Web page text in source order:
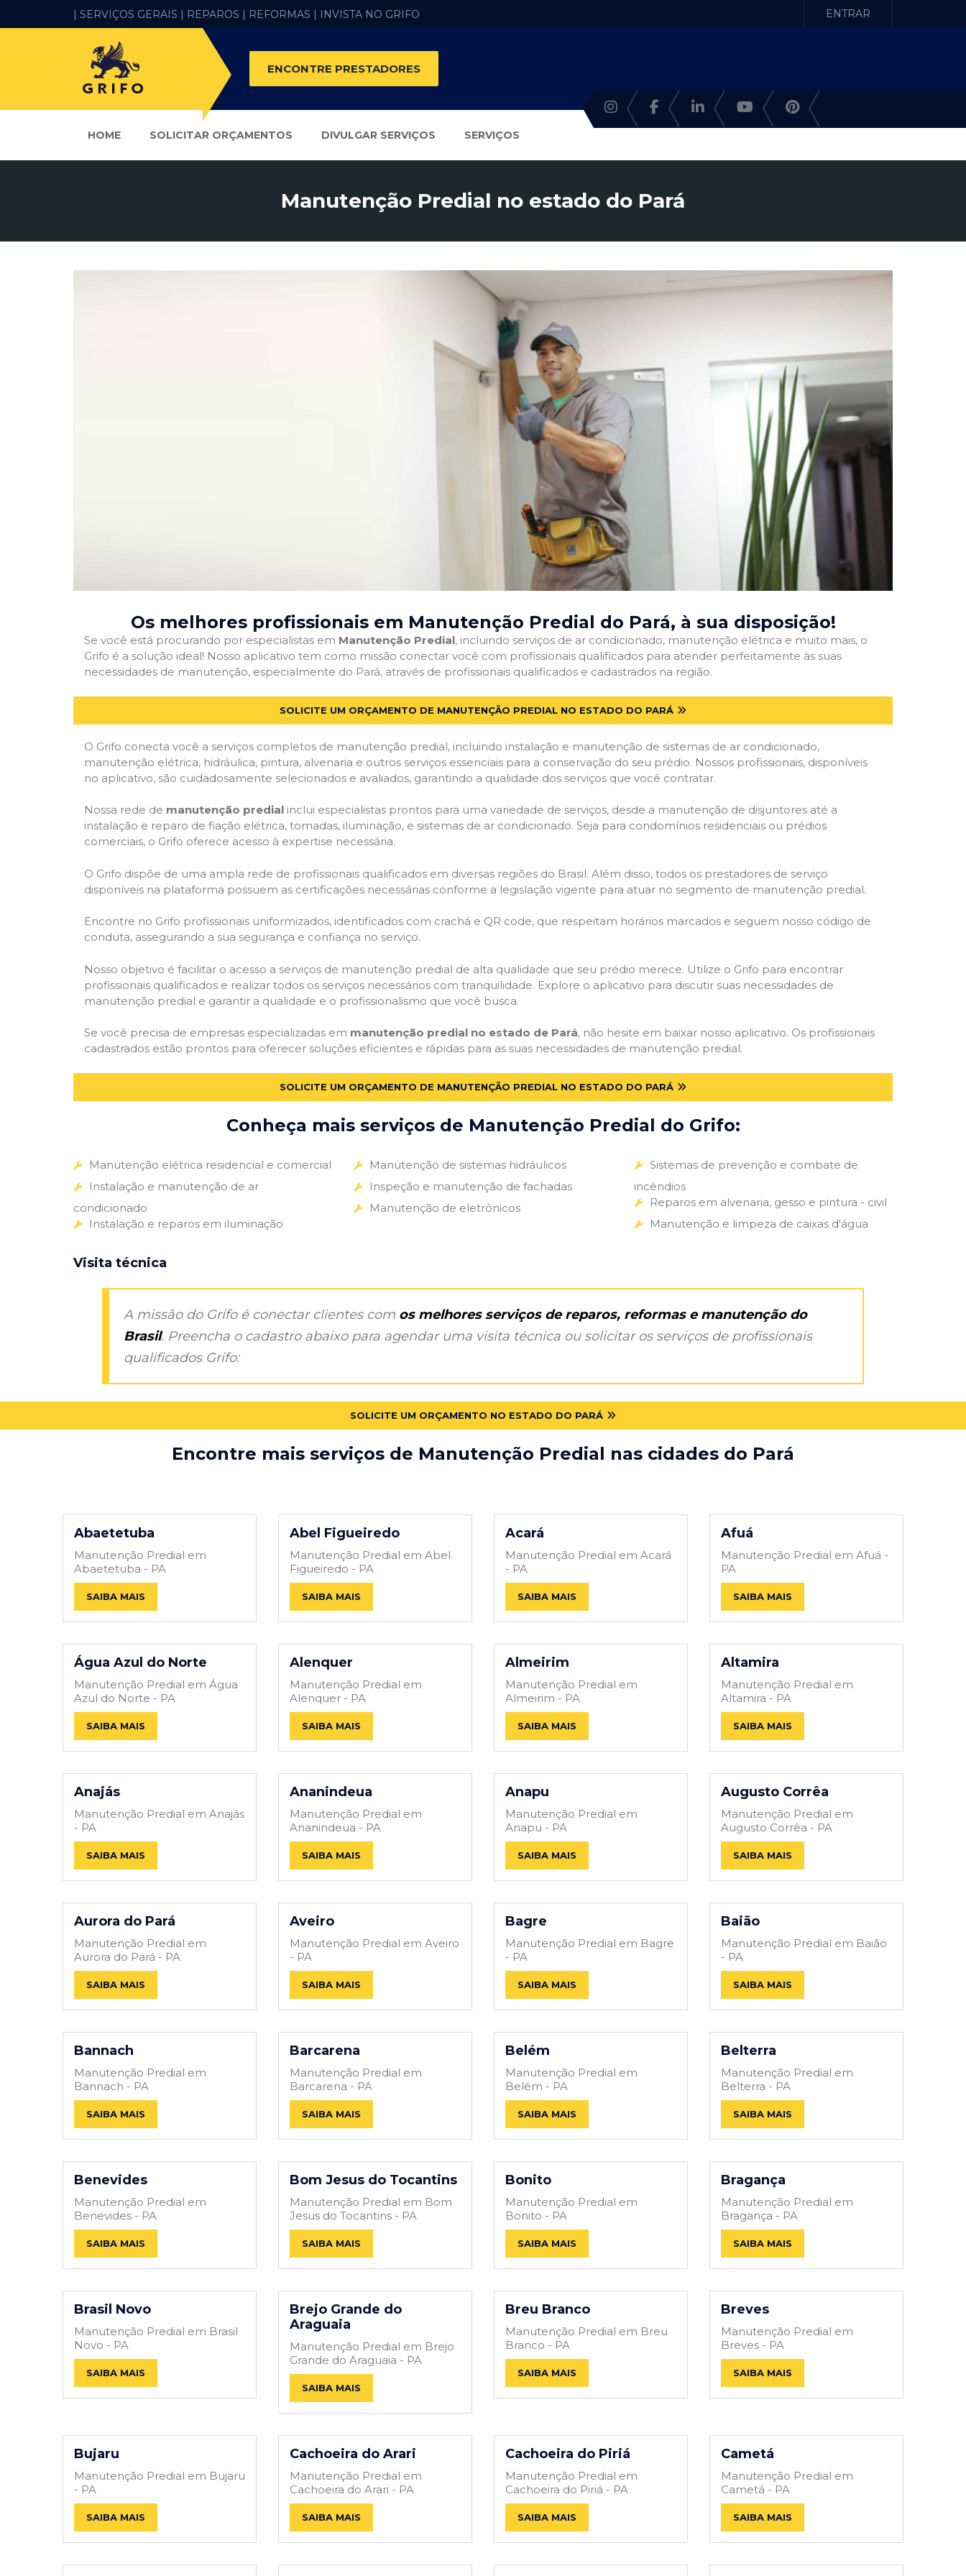
| SERVIÇOS GERAIS | REPAROS | REFORMAS | INVISTA NO GRIFO ENTRAR
ENCONTRE PRESTADORES
HOME SOLICITAR ORÇAMENTOS DIVULGAR SERVIÇOS SERVIÇOS
Manutenção Predial no estado do Pará
Os melhores profissionais em Manutenção Predial do Pará, à sua disposição!
Se você está procurando por especialistas em Manutenção Predial, incluindo serviços de ar condicionado, manutenção elétrica e muito mais, o
Grifo é a solução ideal! Nosso aplicativo tem como missão conectar você com profissionais qualificados para atender perfeitamente às suas
necessidades de manutenção, especialmente do Pará, através de profissionais qualificados e cadastrados na região.
SOLICITE UM ORÇAMENTO DE MANUTENÇÃO PREDIAL NO ESTADO DO PARÁ
O Grifo conecta você a serviços completos de manutenção predial, incluindo instalação e manutenção de sistemas de ar condicionado,
manutenção elétrica, hidráulica, pintura, alvenaria e outros serviços essenciais para a conservação do seu prédio. Nossos profissionais, disponíveis
no aplicativo, são cuidadosamente selecionados e avaliados, garantindo a qualidade dos serviços que você contratar.
Nossa rede de manutenção predial inclui especialistas prontos para uma variedade de serviços, desde a manutenção de disjuntores até a
instalação e reparo de fiação elétrica, tomadas, iluminação, e sistemas de ar condicionado. Seja para condomínios residenciais ou prédios
comerciais, o Grifo oferece acesso à expertise necessária.
O Grifo dispõe de uma ampla rede de profissionais qualificados em diversas regiões do Brasil. Além disso, todos os prestadores de serviço
disponíveis na plataforma possuem as certificações necessárias conforme a legislação vigente para atuar no segmento de manutenção predial.
Encontre no Grifo profissionais uniformizados, identificados com crachá e QR code, que respeitam horários marcados e seguem nosso código de
conduta, assegurando a sua segurança e confiança no serviço.
Nosso objetivo é facilitar o acesso a serviços de manutenção predial de alta qualidade que seu prédio merece. Utilize o Grifo para encontrar
profissionais qualificados e realizar todos os serviços necessários com tranquilidade. Explore o aplicativo para discutir suas necessidades de
manutenção predial e garantir a qualidade e o profissionalismo que você busca.
Se você precisa de empresas especializadas em manutenção predial no estado de Pará, não hesite em baixar nosso aplicativo. Os profissionais
cadastrados estão prontos para oferecer soluções eficientes e rápidas para as suas necessidades de manutenção predial.
SOLICITE UM ORÇAMENTO DE MANUTENÇÃO PREDIAL NO ESTADO DO PARÁ
Conheça mais serviços de Manutenção Predial do Grifo:
Manutenção elétrica residencial e comercial
Instalação e manutenção de ar
condicionado
Instalação e reparos em iluminação
Manutenção de sistemas hidráulicos
Inspeção e manutenção de fachadas
Manutenção de eletrônicos
Sistemas de prevenção e combate de
incêndios
Reparos em alvenaria, gesso e pintura - civil
Manutenção e limpeza de caixas d'água
Visita técnica
A missão do Grifo é conectar clientes com os melhores serviços de reparos, reformas e manutenção do
Brasil. Preencha o cadastro abaixo para agendar uma visita técnica ou solicitar os serviços de profissionais
qualificados Grifo:
SOLICITE UM ORÇAMENTO NO ESTADO DO PARÁ
Encontre mais serviços de Manutenção Predial nas cidades do Pará
Abaetetuba
Manutenção Predial em
Abaetetuba - PA
SAIBA MAIS
Abel Figueiredo
Manutenção Predial em Abel
Figueiredo - PA
SAIBA MAIS
Acará
Manutenção Predial em Acará
- PA
SAIBA MAIS
Afuá
Manutenção Predial em Afuá -
PA
SAIBA MAIS
Água Azul do Norte
Manutenção Predial em Água
Azul do Norte - PA
SAIBA MAIS
Alenquer
Manutenção Predial em
Alenquer - PA
SAIBA MAIS
Almeirim
Manutenção Predial em
Almeirim - PA
SAIBA MAIS
Altamira
Manutenção Predial em
Altamira - PA
SAIBA MAIS
Anajás
Manutenção Predial em Anajás
- PA
SAIBA MAIS
Ananindeua
Manutenção Predial em
Ananindeua - PA
SAIBA MAIS
Anapu
Manutenção Predial em
Anapu - PA
SAIBA MAIS
Augusto Corrêa
Manutenção Predial em
Augusto Corrêa - PA
SAIBA MAIS
Aurora do Pará
Manutenção Predial em
Aurora do Pará - PA
SAIBA MAIS
Aveiro
Manutenção Predial em Aveiro
- PA
SAIBA MAIS
Bagre
Manutenção Predial em Bagre
- PA
SAIBA MAIS
Baião
Manutenção Predial em Baião
- PA
SAIBA MAIS
Bannach
Manutenção Predial em
Bannach - PA
SAIBA MAIS
Barcarena
Manutenção Predial em
Barcarena - PA
SAIBA MAIS
Belém
Manutenção Predial em
Belém - PA
SAIBA MAIS
Belterra
Manutenção Predial em
Belterra - PA
SAIBA MAIS
Benevides
Manutenção Predial em
Benevides - PA
SAIBA MAIS
Bom Jesus do Tocantins
Manutenção Predial em Bom
Jesus do Tocantins - PA
SAIBA MAIS
Bonito
Manutenção Predial em
Bonito - PA
SAIBA MAIS
Bragança
Manutenção Predial em
Bragança - PA
SAIBA MAIS
Brasil Novo
Manutenção Predial em Brasil
Novo - PA
SAIBA MAIS
Brejo Grande do
Araguaia
Manutenção Predial em Brejo
Grande do Araguaia - PA
SAIBA MAIS
Breu Branco
Manutenção Predial em Breu
Branco - PA
SAIBA MAIS
Breves
Manutenção Predial em
Breves - PA
SAIBA MAIS
Bujaru
Manutenção Predial em Bujaru
- PA
SAIBA MAIS
Cachoeira do Arari
Manutenção Predial em
Cachoeira do Arari - PA
SAIBA MAIS
Cachoeira do Piriá
Manutenção Predial em
Cachoeira do Piriá - PA
SAIBA MAIS
Cametá
Manutenção Predial em
Cametá - PA
SAIBA MAIS